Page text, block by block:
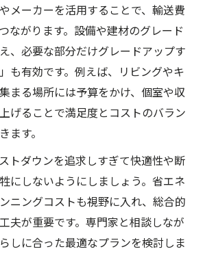
メーカーを活用することで、輸送費
ながります。設備や建材のグレード
、必要な部分だけグレードアップす
も有効です。例えば、リビングやキ
まる場所には予算をかけ、個室や収
げることで満足度とコストのバラン
ます。
トダウンを追求しすぎて快適性や断
にしないようにしましょう。省エネ
ニングコストも視野に入れ、総合的
夫が重要です。専門家と相談しなが
しに合った最適なプランを検討しま